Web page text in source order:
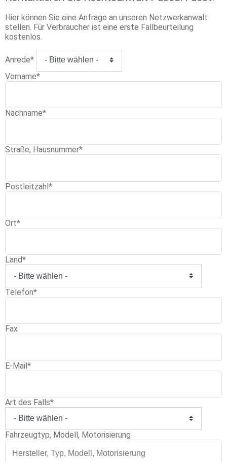
Hier können Sie eine Anfrage an unseren Netzwerkanwalt
stellen. Für Verbraucher ist eine erste Fallbeurteilung
kostenlos.
Anrede*
Vorname*
Nachname*
Straße, Hausnummer*
Postleitzahl*
Ort*
Land*
Telefon*
Fax
E-Mail*
Art des Falls*
Fahrzeugtyp, Modell, Motorisierung